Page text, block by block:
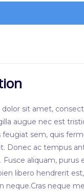
sit amet,
augue nec est
feugiat sem, quis
Donec ac tempus
Fusce aliquam, purus
libero hendrerit
neque.Cras neque